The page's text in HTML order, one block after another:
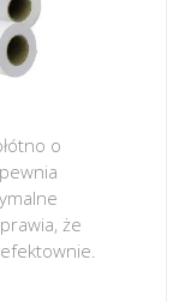
o
że